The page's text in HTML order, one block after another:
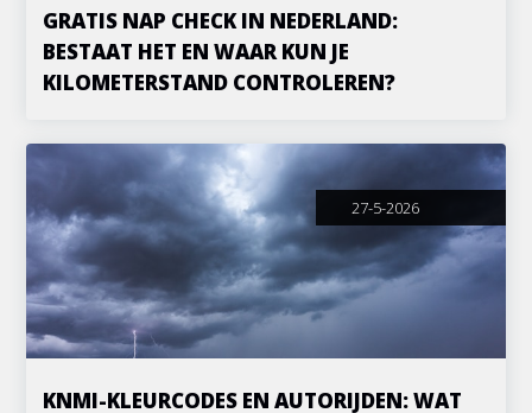
GRATIS NAP CHECK IN NEDERLAND:
BESTAAT HET EN WAAR KUN JE
KILOMETERSTAND CONTROLEREN?
27-5-2026
KNMI-KLEURCODES EN AUTORIJDEN: WAT